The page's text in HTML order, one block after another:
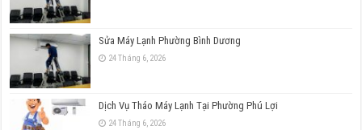
Sửa Máy Lạnh Phường Bình Dương
24 Tháng 6, 2026
Dịch Vụ Tháo Máy Lạnh Tại Phường Phú Lợi
24 Tháng 6, 2026